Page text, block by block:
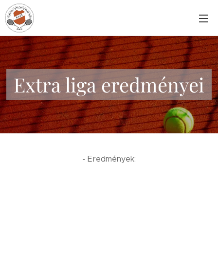
Extra liga eredményei
- Eredmények: